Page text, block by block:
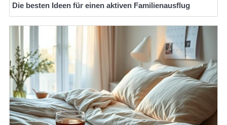
Die besten Ideen für einen aktiven Familienausflug